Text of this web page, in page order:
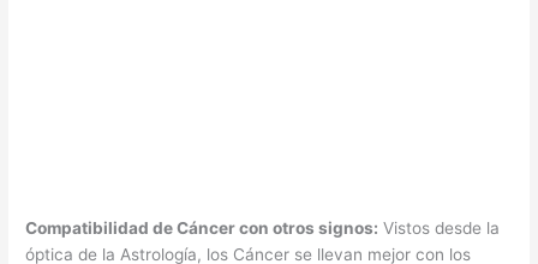
Compatibilidad de Cáncer con otros signos: Vistos desde la
óptica de la Astrología, los Cáncer se llevan mejor con los